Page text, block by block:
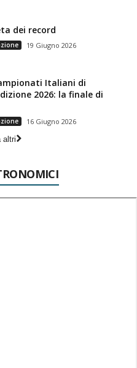
dei record
19 Giugno 2026
Italiani di
2026: la finale di
16 Giugno 2026
altri